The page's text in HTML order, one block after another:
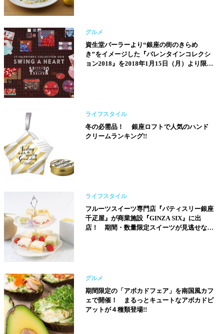
グルメ
資生堂パーラーより“銀座の街のきらめ
き”をイメージした『バレンタインコレクシ
ョン2018』を2018年1月15日（月）より限定
ライフスタイル
冬の必需品！ 銀座ロフトで人気のハンド
クリームランキング!!
ライフスタイル
フルーツスイーツ専門店『パティスリー銀座
千疋屋』が商業施設『GINZA SIX』に出
店！ 期間・数量限定スイーツが見逃せな
グルメ
期間限定の「アボカドフェア」を南国風カフ
ェで開催！ まるっとキュートなアボカドピ
アットが４種類登場!!